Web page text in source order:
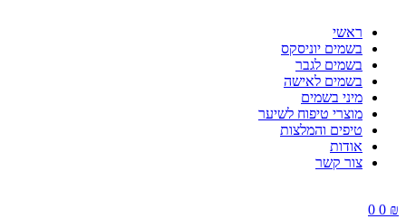
ראשי
בשמים יוניסקס
בשמים לגבר
בשמים לאישה
מיני בשמים
מוצרי טיפוח לשיער
טיפים והמלצות
אודות
צור קשר
0 ₪
0